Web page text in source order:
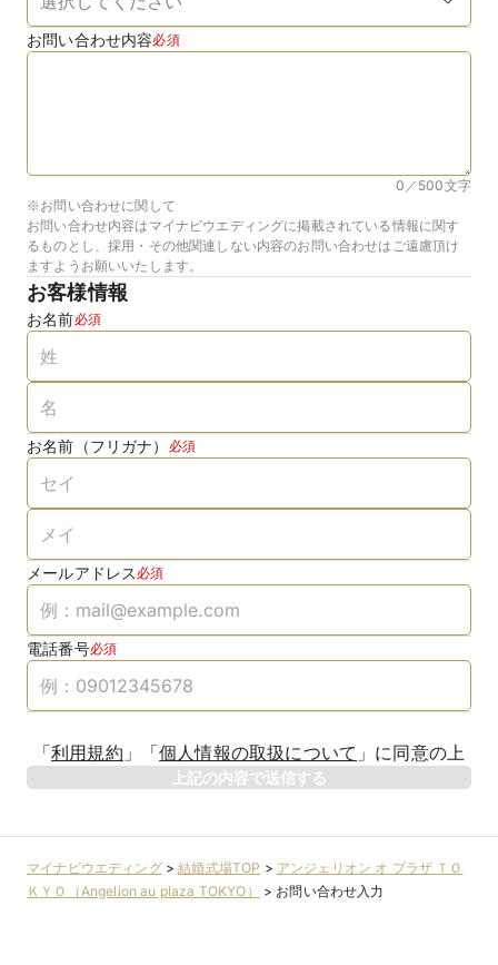
お問い合わせ内容必須
0／500文字
※お問い合わせに関して
お問い合わせ内容はマイナビウエディングに掲載されている情報に関す
るものとし、採用・その他関連しない内容のお問い合わせはご遠慮頂け
ますようお願いいたします。
お客様情報
お名前必須
お名前（フリガナ） 必須
メールアドレス 必須
電話番号必須
「利用規約 」 「個人情報の取扱について 」 に同意の上
上記の内容で送信する
マイナビウエディング>結婚式場TOP > アンジェリオン オ プラザ ＴＯ
ＫＹＯ（Angelion au plaza TOKYO）
> お問い合わせ入力